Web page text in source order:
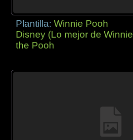
Plantilla:Winnie Pooh
Disney (Lo mejor de Winnie
the Pooh